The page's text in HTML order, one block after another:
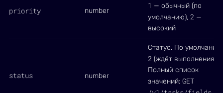
priority number
1 — обычный (по
умолчанию), 2 —
высокий
status number
Статус. По умолчанию
2 (ждёт выполнения).
Полный список
значений: GET